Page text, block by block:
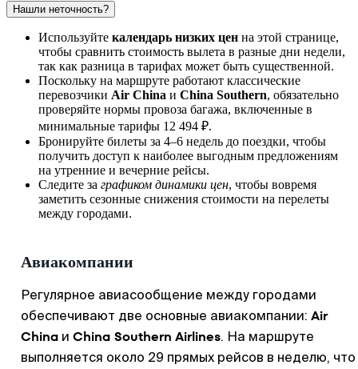
Нашли неточность?
Используйте календарь низких цен на этой странице,
чтобы сравнить стоимость вылета в разные дни недели,
так как разница в тарифах может быть существенной.
Поскольку на маршруте работают классические
перевозчики Air China и China Southern, обязательно
проверяйте нормы провоза багажа, включенные в
минимальные тарифы 12 494 ₽.
Бронируйте билеты за 4–6 недель до поездки, чтобы
получить доступ к наиболее выгодным предложениям
на утренние и вечерние рейсы.
Следите за графиком динамики цен, чтобы вовремя
заметить сезонные снижения стоимости на перелеты
между городами.
Авиакомпании
Регулярное авиасообщение между городами
обеспечивают две основные авиакомпании: Air
China и China Southern Airlines. На маршруте
выполняется около 29 прямых рейсов в неделю, что